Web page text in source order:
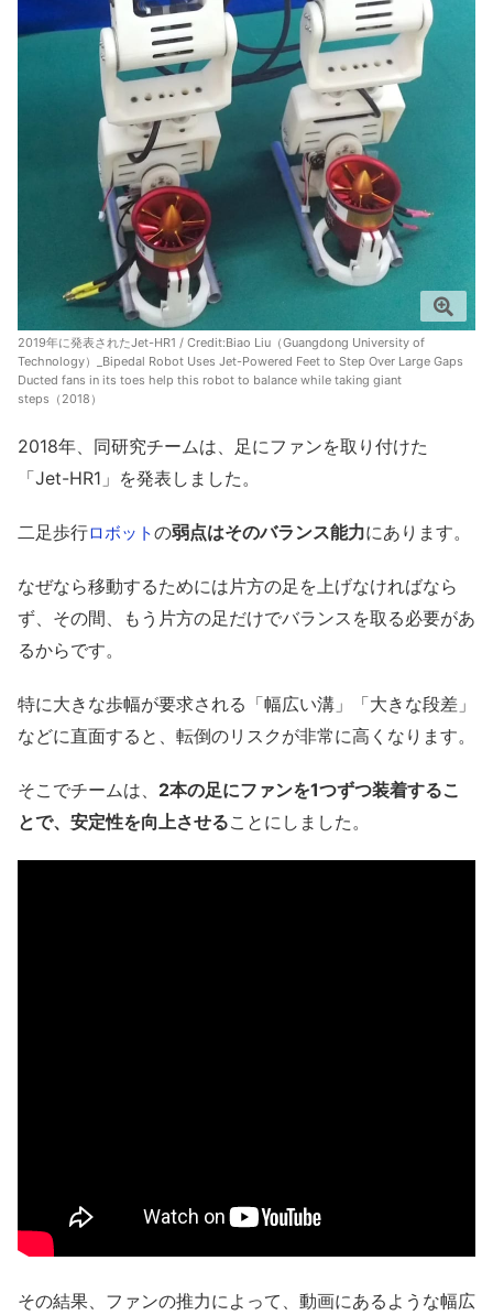
2019年に発表されたJet-HR1 / Credit:Biao Liu（Guangdong University of
Technology）_Bipedal Robot Uses Jet-Powered Feet to Step Over Large Gaps
Ducted fans in its toes help this robot to balance while taking giant
steps（2018）
2018年、同研究チームは、足にファンを取り付けた
「Jet-HR1」を発表しました。
二足歩行ロボットの弱点はそのバランス能力にあります。
なぜなら移動するためには片方の足を上げなければなら
ず、その間、もう片方の足だけでバランスを取る必要があ
るからです。
特に大きな歩幅が要求される「幅広い溝」「大きな段差」
などに直面すると、転倒のリスクが非常に高くなります。
そこでチームは、 2本の足にファンを1つずつ装着するこ
とで、安定性を向上させることにしました。
その結果、ファンの推力によって、動画にあるような幅広